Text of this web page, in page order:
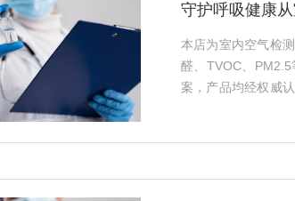
守护呼吸健康
本店为室内空气检
醛、TVOC、
案，产品均经权威